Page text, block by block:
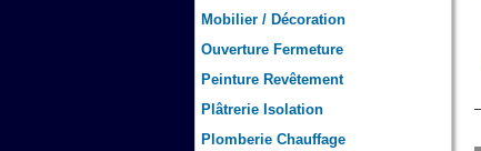
Mobilier / Décoration
Ouverture Fermeture
Peinture Revêtement
Plâtrerie Isolation
Plomberie Chauffage